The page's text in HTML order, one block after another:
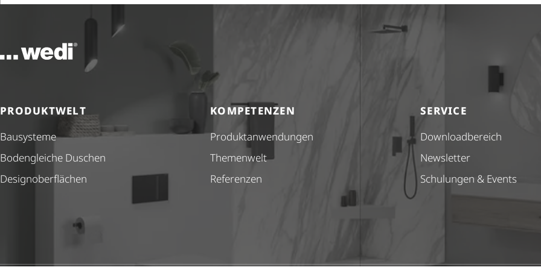
Zur Startseite
PRODUKTWELT
Bausysteme
Bodengleiche Duschen
Design­ober­flä­chen
KOMPETENZEN
Produkt­anwendungen
Themenwelt
Referenzen
SERVICE
Down­load­be­reich
Newsletter
Schulungen & Events